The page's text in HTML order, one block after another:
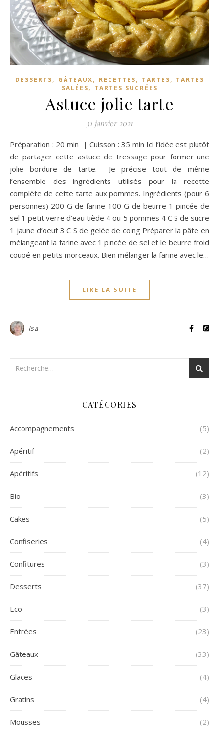
DESSERTS, GÂTEAUX, RECETTES, TARTES, TARTES
SALÉES, TARTES SUCRÉES
Astuce jolie tarte
31 janvier 2021
Préparation : 20 min | Cuisson : 35 min Ici l’idée est plutôt
de partager cette astuce de tressage pour former une
jolie bordure de tarte. Je précise tout de même
l’ensemble des ingrédients utilisés pour la recette
complète de cette tarte aux pommes. Ingrédients (pour 6
personnes) 200 G de farine 100 G de beurre 1 pincée de
sel 1 petit verre d’eau tiède 4 ou 5 pommes 4 C S de sucre
1 jaune d’oeuf 3 C S de gelée de coing Préparer la pâte en
mélangeant la farine avec 1 pincée de sel et le beurre froid
coupé en petits morceaux. Bien mélanger la farine avec le…
LIRE LA SUITE
Isa
CATÉGORIES
Accompagnements (5)
Apéritif (2)
Apéritifs (12)
Bio (3)
Cakes (5)
Confiseries (4)
Confitures (3)
Desserts (37)
Eco (3)
Entrées (23)
Gâteaux (33)
Glaces (4)
Gratins (4)
Mousses (2)